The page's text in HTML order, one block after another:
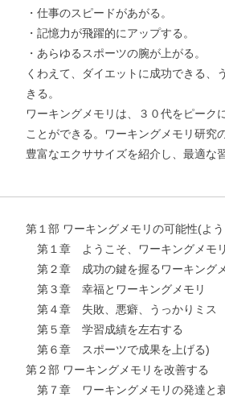
・仕事のスピードがあがる。
・記憶力が飛躍的にアップする。
・あらゆるスポーツの腕が上がる。
くわえて、ダイエットに成功できる、
きる。
ワーキングメモリは、３０代をピーク
ことができる。ワーキングメモリ研究
豊富なエクササイズを紹介し、最適な
第１部 ワーキングメモリの可能性(よ
第１章 ようこそ、ワーキングメモ
第２章 成功の鍵を握るワーキング
第３章 幸福とワーキングメモリ
第４章 失敗、悪癖、うっかりミス
第５章 学習成績を左右する
第６章 スポーツで成果を上げる)
第２部 ワーキングメモリを改善する
第７章 ワーキングメモリの発達と